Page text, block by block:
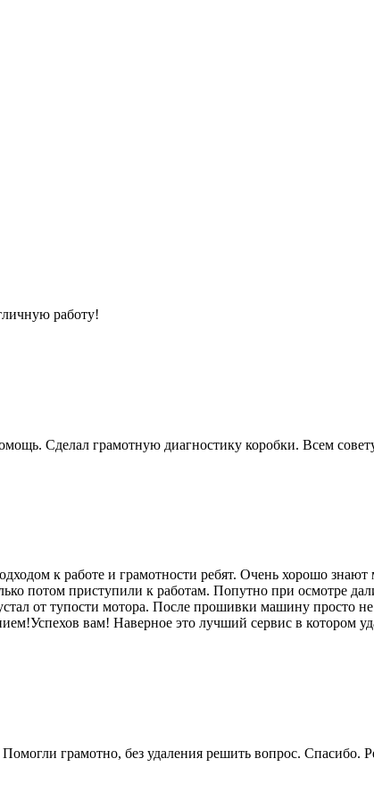
работу!
Сделал грамотную диагностику коробки. Всем
к работе и грамотности ребят. Очень хорошо знают
потом приступили к работам. Попутно при осмотре
от тупости мотора. После прошивки машину просто
вам! Наверное это лучший сервис в котором
грамотно, без удаления решить вопрос. Спасибо.